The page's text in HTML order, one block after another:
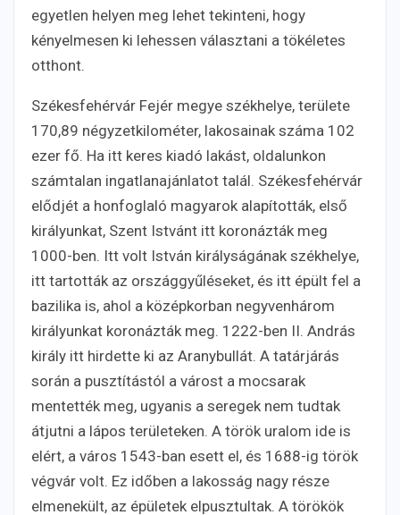
egyetlen helyen meg lehet tekinteni, hogy
kényelmesen ki lehessen választani a tökéletes
otthont.
Székesfehérvár Fejér megye székhelye, területe
170,89 négyzetkilométer, lakosainak száma 102
ezer fő. Ha itt keres kiadó lakást, oldalunkon
számtalan ingatlanajánlatot talál. Székesfehérvár
elődjét a honfoglaló magyarok alapították, első
királyunkat, Szent Istvánt itt koronázták meg
1000-ben. Itt volt István királyságának székhelye,
itt tartották az országgyűléseket, és itt épült fel a
bazilika is, ahol a középkorban negyvenhárom
királyunkat koronázták meg. 1222-ben II. András
király itt hirdette ki az Aranybullát. A tatárjárás
során a pusztítástól a várost a mocsarak
mentették meg, ugyanis a seregek nem tudtak
átjutni a lápos területeken. A török uralom ide is
elért, a város 1543-ban esett el, és 1688-ig török
végvár volt. Ez időben a lakosság nagy része
elmenekült, az épületek elpusztultak. A törökök